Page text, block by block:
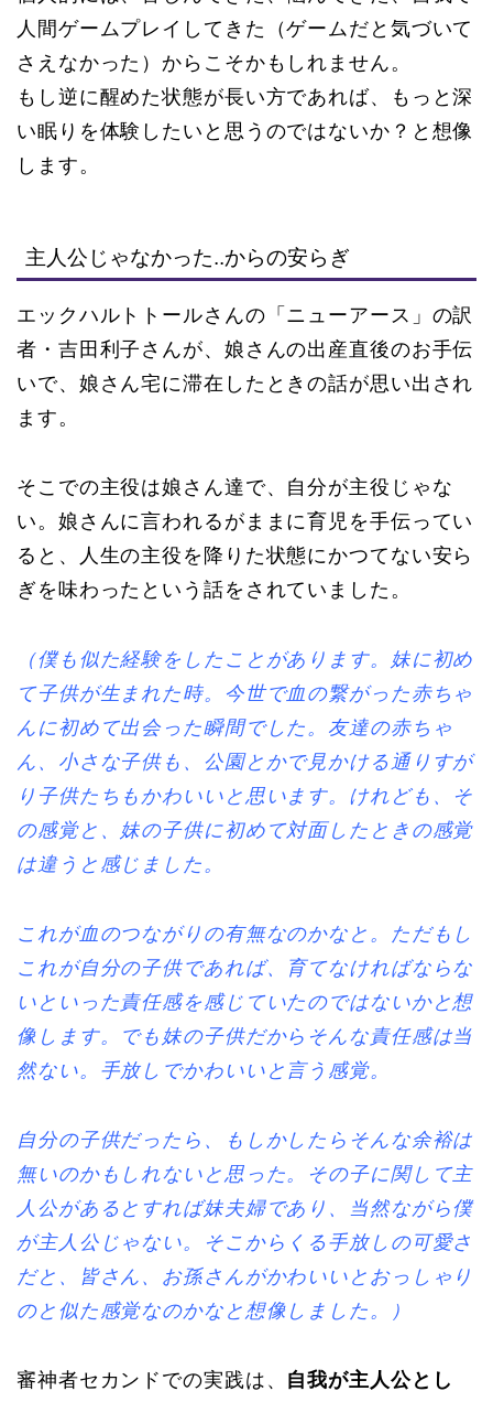
人間ゲームプレイしてきた（ゲームだと気づいて
さえなかった）からこそかもしれません。
もし逆に醒めた状態が長い方であれば、もっと深
い眠りを体験したいと思うのではないか？と想像
します。
主人公じゃなかった..からの安らぎ
エックハルトトールさんの「ニューアース」の訳
者・吉田利子さんが、娘さんの出産直後のお手伝
いで、娘さん宅に滞在したときの話が思い出され
ます。
そこでの主役は娘さん達で、自分が主役じゃな
い。娘さんに言われるがままに育児を手伝ってい
ると、人生の主役を降りた状態にかつてない安ら
ぎを味わったという話をされていました。
（僕も似た経験をしたことがあります。妹に初め
て子供が生まれた時。今世で血の繋がった赤ちゃ
んに初めて出会った瞬間でした。友達の赤ちゃ
ん、小さな子供も、公園とかで見かける通りすが
り子供たちもかわいいと思います。けれども、そ
の感覚と、妹の子供に初めて対面したときの感覚
は違うと感じました。
これが血のつながりの有無なのかなと。ただもし
これが自分の子供であれば、育てなければならな
いといった責任感を感じていたのではないかと想
像します。でも妹の子供だからそんな責任感は当
然ない。手放しでかわいいと言う感覚。
自分の子供だったら、もしかしたらそんな余裕は
無いのかもしれないと思った。その子に関して主
人公があるとすれば妹夫婦であり、当然ながら僕
が主人公じゃない。そこからくる手放しの可愛さ
だと、皆さん、お孫さんがかわいいとおっしゃり
のと似た感覚なのかなと想像しました。）
審神者セカンドでの実践は、 自我が主人公とし